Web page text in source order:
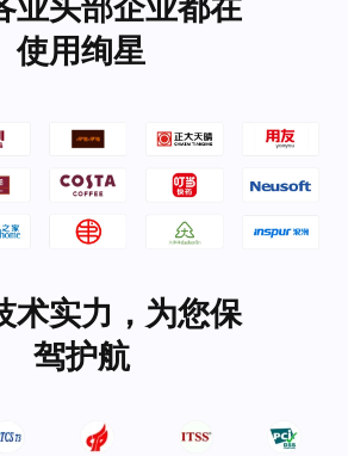
使用绚星
术实力，为您保
驾护航